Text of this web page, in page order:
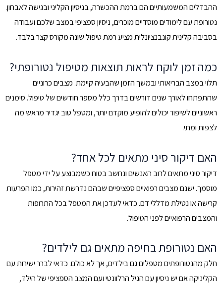
ההבדלים המשמעותיים הם ברמת ההכשרה, בניסיון הקליני ובגישה לאבחון.
נטורופת עם לימודים מוסדיים מוכרים, ניסיון ספציפי במצב שלכם ועבודה
בסביבה קלינית קונבנציונלית מציע רמת טיפול שונה מקורס קצר בלבד.
כמה זמן לוקח לראות תוצאות מטיפול נטורופתי?
תלוי במצב הבריאותי ובמשך הזמן שהבעיה קיימת. מצבים כרוניים
שהתפתחו לאורך שנים דורשים בדרך כלל מספר חודשים של טיפול. סימנים
ראשוניים לשיפור יכולים להופיע מוקדם יותר, ומטפל טוב יגדיר מראש מה
לצפות ומתי.
האם דיקור סיני מתאים לכל אחד?
דיקור סיני מתאים לרוב האנשים ונחשב בטוח כשמבוצע על ידי מטפל
מוסמך. ישנם מצבים רפואיים ספציפיים שבהם נדרשת זהירות, כמו הפרעות
קרישה או נטילת מדללי דם. כדאי לעדכן את המטפל בכל התרופות
והמצבים הרפואיים לפני הטיפול.
האם נטורופת בחיפה מתאים גם לילדים?
חלק מהנטורופתים מטפלים גם בילדים, אך לא כולם. כדאי לברר ישירות עם
הקליניקה אם יש ניסיון עם הגיל הרלוונטי ועם המצב הספציפי של הילד,